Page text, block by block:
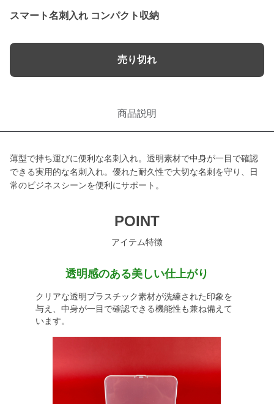
スマート名刺入れ コンパクト収納
売り切れ
商品説明
薄型で持ち運びに便利な名刺入れ。透明素材で中身が一目で確認
できる実用的な名刺入れ。優れた耐久性で大切な名刺を守り、日
常のビジネスシーンを便利にサポート。
POINT
アイテム特徴
透明感のある美しい仕上がり
クリアな透明プラスチック素材が洗練された印象を
与え、中身が一目で確認できる機能性も兼ね備えて
います。